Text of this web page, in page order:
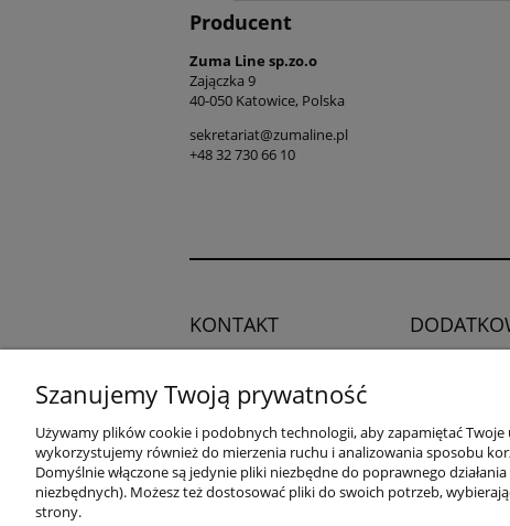
Producent
Zuma Line sp.zo.o
Zajączka 9
40-050 Katowice, Polska
sekretariat@zumaline.pl
+48 32 730 66 10
KONTAKT
Potrzebujesz pomocy?
Zadzwoń!
+48 504 545
749
adres:
Blog
Szanujemy Twoją prywatność
Używamy plików cookie i podobnych technologii, aby zapamiętać
wykorzystujemy również do mierzenia ruchu i analizowania sposobu
Domyślnie włączone są jedynie pliki niezbędne do poprawnego
niezbędnych). Możesz też dostosować pliki do swoich potrzeb,
strony.